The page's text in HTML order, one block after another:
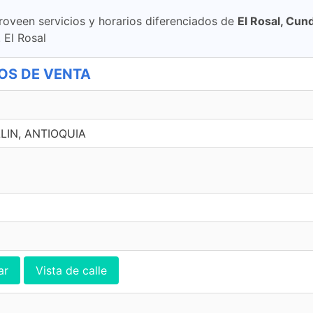
servicios y horarios diferenciados de El Rosal,
Rosal
DE VENTA
ANTIOQUIA
Vista de calle